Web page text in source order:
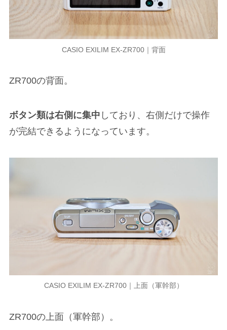
CASIO EXILIM EX-ZR700｜背面
ZR700の背面。
ボタン類は右側に集中 しており、右側だけで操作
が完結できるようになっています。
CASIO EXILIM EX-ZR700｜上面（軍幹部）
ZR700の上面（軍幹部）。